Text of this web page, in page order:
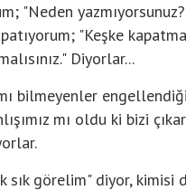
"Neden
"Keşke
Diyorlar...
bilmeyenler
mı oldu ki bizi
sık görelim" diyor, kimisi